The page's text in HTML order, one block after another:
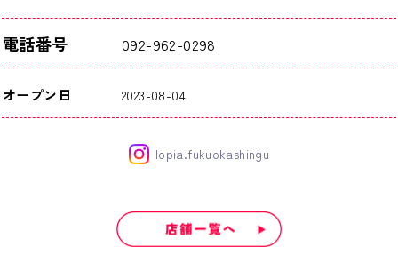
電話番号 092-962-0298
オープン日 2023-08-04
lopia.fukuokashingu